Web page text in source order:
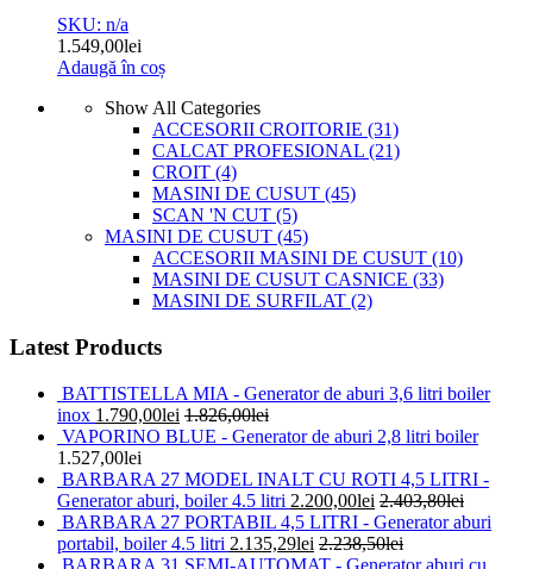
SKU: n/a
1.549,00lei
Adaugă în coș
Show All Categories
ACCESORII CROITORIE (31)
CALCAT PROFESIONAL (21)
CROIT (4)
MASINI DE CUSUT (45)
SCAN 'N CUT (5)
MASINI DE CUSUT (45)
ACCESORII MASINI DE CUSUT (10)
MASINI DE CUSUT CASNICE (33)
MASINI DE SURFILAT (2)
Latest Products
BATTISTELLA MIA - Generator de aburi 3,6 litri boiler
inox 1.790,00lei 1.826,00lei
VAPORINO BLUE - Generator de aburi 2,8 litri boiler
1.527,00lei
BARBARA 27 MODEL INALT CU ROTI 4,5 LITRI -
Generator aburi, boiler 4.5 litri 2.200,00lei 2.403,80lei
BARBARA 27 PORTABIL 4,5 LITRI - Generator aburi
portabil, boiler 4.5 litri 2.135,29lei 2.238,50lei
BARBARA 31 SEMI-AUTOMAT - Generator aburi cu